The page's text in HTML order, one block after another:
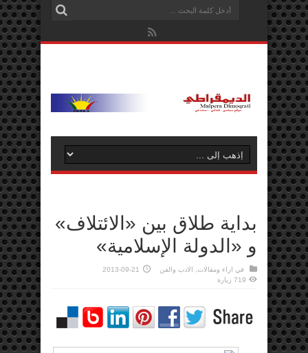
بداية طلاق بين «الائتلاف»
و «الدولة الإسلامية»
في اراء ومقالات الادب والفن
2013-09-21
719 زيارة